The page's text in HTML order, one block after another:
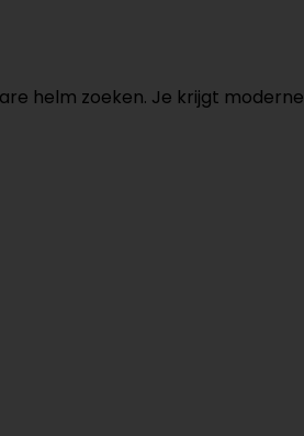
helm zoeken. Je krijgt moderne